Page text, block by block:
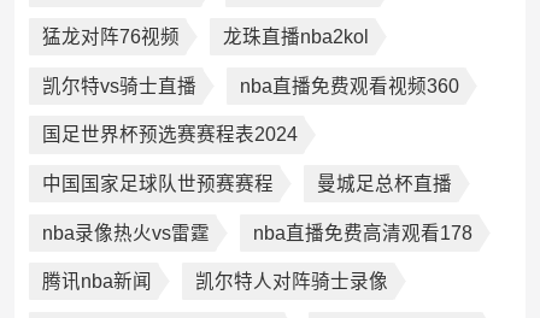
猛龙对阵76视频 龙珠直播nba2kol
凯尔特vs骑士直播 nba直播免费观看视频360
国足世界杯预选赛赛程表2024
中国国家足球队世预赛赛程 曼城足总杯直播
nba录像热火vs雷霆 nba直播免费高清观看178
腾讯nba新闻 凯尔特人对阵骑士录像